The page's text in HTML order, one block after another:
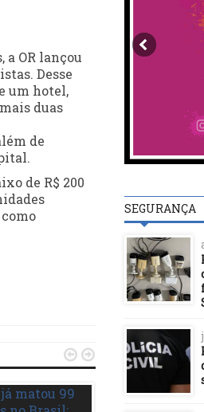
a OR lançou
Desse
um hotel,
duas
de
de R$ 200
 
SEGURANÇA